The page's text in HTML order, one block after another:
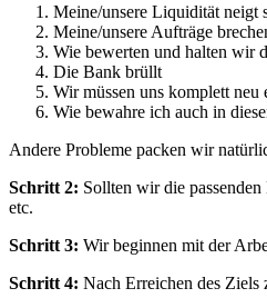
Meine/unsere Liquidität neigt
Meine/unsere Aufträge
Wie bewerten und halten wir
Die Bank brüllt
Wir müssen uns komplett neu
Wie bewahre ich auch in
Andere Probleme packen wir
Schritt 2: Sollten wir die
etc.
Schritt 3: Wir beginnen mit der
Schritt 4: Nach Erreichen des Ziels